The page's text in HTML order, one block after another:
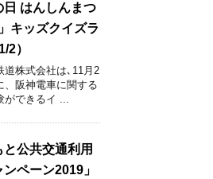
日 はんしんまつ
キッズクイズラ
2）
道株式会社は､11月2
、阪神電車に関する
ができるイ ...
と公共交通利用
ペーン2019」